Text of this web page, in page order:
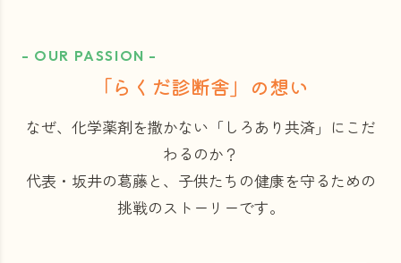
- OUR PASSION -
「らくだ診断舎」の想い
なぜ、化学薬剤を撒かない「しろあり共済」にこだ
わるのか？
代表・坂井の葛藤と、子供たちの健康を守るための
挑戦のストーリーです。